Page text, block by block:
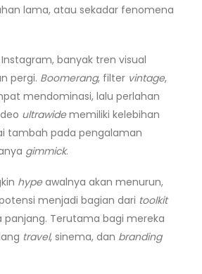
lama, atau sekadar fenomena
banyak tren visual
pergi. Boomerang, filter vintage,
mendominasi, lalu perlahan
ultrawidememiliki kelebihan
tambah pada pengalaman
gimmick.
hypeawalnya akan menurun,
menjadi bagian dari toolkit
panjang. Terutama bagi mereka
travel, sinema, dan branding